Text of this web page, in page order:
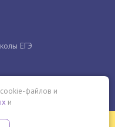
ЕГЭ
cookie-файлов и
и